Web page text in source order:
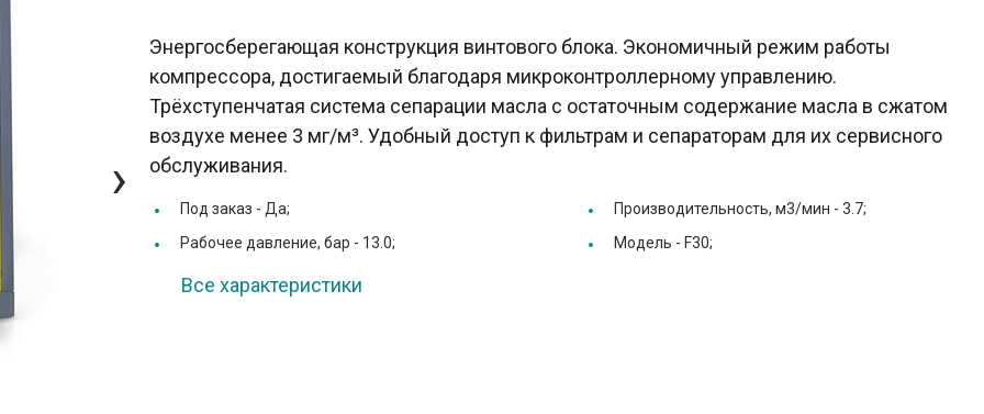
›
Энергосберегающая конструкция винтового блока. Экономичный режим работы
компрессора, достигаемый благодаря микроконтроллерному управлению.
Трёхступенчатая система сепарации масла с остаточным содержание масла в сжатом
воздухе менее 3 мг/м³. Удобный доступ к фильтрам и сепараторам для их сервисного
обслуживания.
Под заказ -Да; Производительность, м3/мин -3.7;
Рабочее давление, бар - 13.0; Модель - F30;
Все характеристики